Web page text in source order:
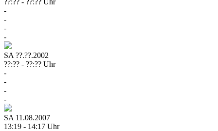
-
-
-
-
SA ??.??.2002
??:?? - ??:?? Uhr
-
-
-
-
SA 11.08.2007
13:19 - 14:17 Uhr